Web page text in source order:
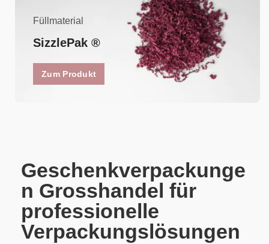
Füllmaterial
SizzlePak ®
Zum Produkt
Geschenkverpackunge
n Grosshandel für
professionelle
Verpackungslösungen